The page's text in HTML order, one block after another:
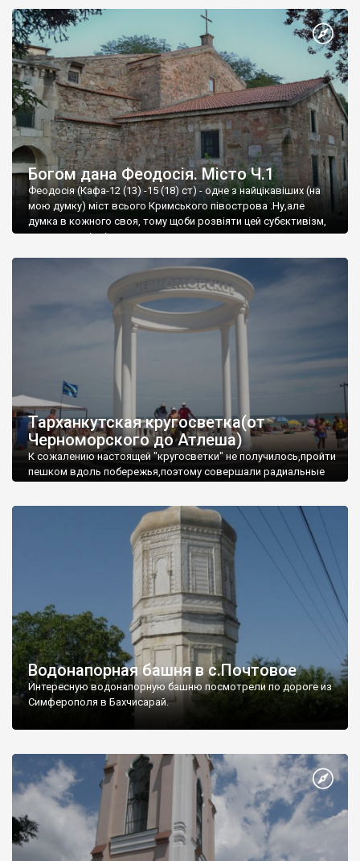
Богом дана Феодосія. Місто Ч.1
Феодосія (Кафа-12 (13) -15 (18) ст) - одне з найцікавіших (на
мою думку) міст всього Кримського півострова .Ну,але
думка в кожного своя, тому щоби розвіяти цей субєктивізм,
запрошую відвідати це
Тарханкутская кругосветка(от
Черноморского до Атлеша)
К сожалению настоящей "кругосветки" не получилось,пройти
пешком вдоль побережья,поэтому совершали радиальные
Водонапорная башня в с.Почтовое
Интересную водонапорную башню посмотрели по дороге из
Симферополя в Бахчисарай.